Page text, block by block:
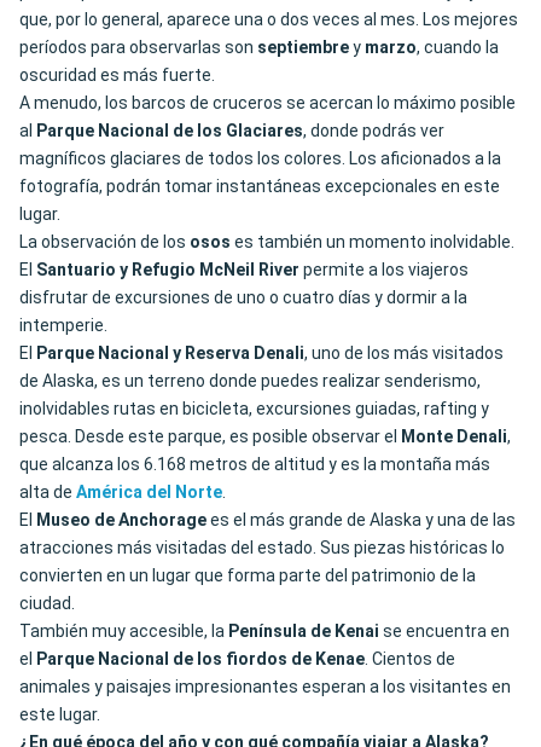
que, por lo general, aparece una o dos veces al mes. Los mejores
períodos para observarlas son septiembrey marzo, cuando la
oscuridad es más fuerte.
A menudo, los barcos de cruceros se acercan lo máximo posible
al Parque Nacional de los Glaciares, donde podrás ver
magníficos glaciares de todos los colores. Los aficionados a la
fotografía, podrán tomar instantáneas excepcionales en este
lugar.
La observación de los osos es también un momento inolvidable.
El Santuario y Refugio McNeil River permite a los viajeros
disfrutar de excursiones de uno o cuatro días y dormir a la
intemperie.
El
Parque Nacional y Reserva Denali, uno de los más visitados
de Alaska, es un terreno donde puedes realizar senderismo,
inolvidables rutas en bicicleta, excursiones guiadas, rafting y
pesca. Desde este parque, es posible observar el
Monte Denali,
que alcanza los 6.168 metros de altitud y es la montaña más
alta de América del Norte.
El
Museo de Anchoragees el más grande de Alaska y una de las
atracciones más visitadas del estado. Sus piezas históricas lo
convierten en un lugar que forma parte del patrimonio de la
ciudad.
También muy accesible, la Península de Kenai se encuentra en
el
Parque Nacional de los fiordos de Kenae. Cientos de
animales y paisajes impresionantes esperan a los visitantes en
este lugar.
¿En qué época del año y con qué compañía viajar a Alaska?